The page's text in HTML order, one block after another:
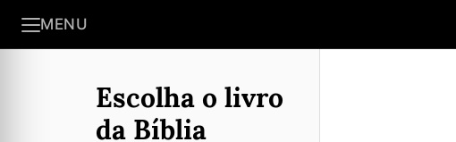
MENU
Escolha o livro
da Bíblia